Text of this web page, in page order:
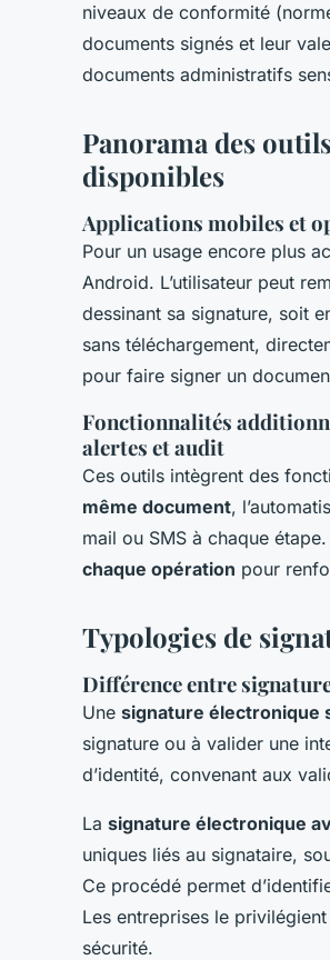
niveaux de conformité
documents signés et leur
documents administratifs
Panorama des
disponibles
Applications mobiles et
Pour un usage encore plus
Android. L’utilisateur peut
dessinant sa signature, soit
sans téléchargement,
pour faire signer un
Fonctionnalités
alertes et audit
Ces outils intègrent des
même document,
mail ou SMS à chaque
chaque opération pour
Typologies de
Différence entre
Une signature électronique
signature ou à valider une
d’identité, convenant aux
La signature électronique
uniques liés au signataire,
Ce procédé permet
Les entreprises le
sécurité.